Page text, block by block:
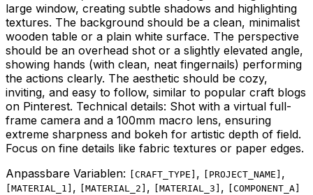
large window, creating subtle shadows and highlighting
textures. The background should be a clean, minimalist
wooden table or a plain white surface. The perspective
should be an overhead shot or a slightly elevated angle,
showing hands (with clean, neat fingernails) performing
the actions clearly. The aesthetic should be cozy,
inviting, and easy to follow, similar to popular craft blogs
on Pinterest. Technical details: Shot with a virtual full-
frame camera and a 100mm macro lens, ensuring
extreme sharpness and bokeh for artistic depth of field.
Focus on fine details like fabric textures or paper edges.
Anpassbare Variablen:
CRAFT_TYPE , PROJECT_NAME ,
MATERIAL_1 , MATERIAL_2 , MATERIAL_3 , COMPONENT_A